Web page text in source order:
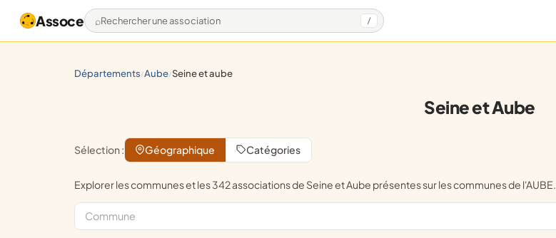
Assoce Rechercher une association /
départements/ aube/ seine et aube
Seine et Aube
Sélection : Géographique Catégories
Explorer les communes et les 342 associations de Seine et Aube présentes sur les communes de l'AUBE.